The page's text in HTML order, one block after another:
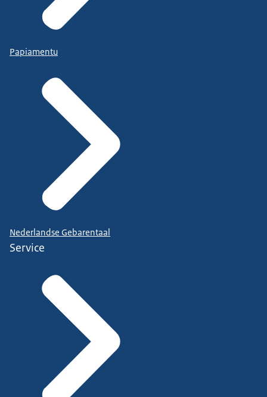
Papiamentu
Nederlandse Gebarentaal
Service